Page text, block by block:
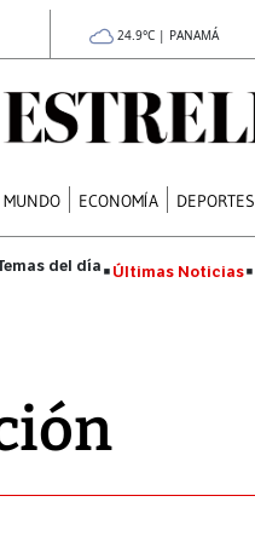
24.9°C | PANAMÁ
MUNDO ECONOMÍA DEPORTES
Últimas Noticias